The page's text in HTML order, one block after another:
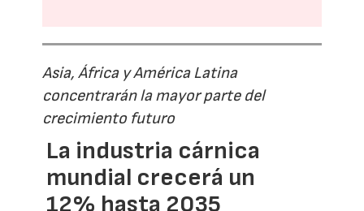
Asia, África y América Latina
concentrarán la mayor parte del
crecimiento futuro
La industria cárnica
mundial crecerá un
12% hasta 2035